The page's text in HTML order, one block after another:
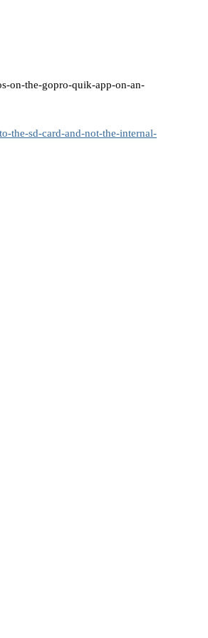
on-the-gopro-quik-app-on-an-
the-sd-card-and-not-the-internal-